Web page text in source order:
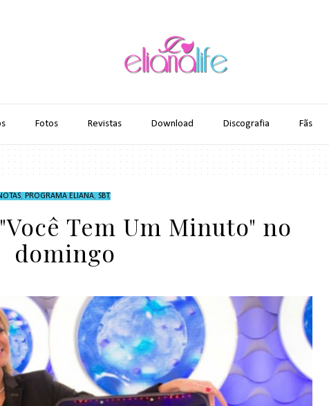
Fotos Revistas Download Discografia Fãs
, PROGRAMA ELIANA, SBT,
Tem Um Minuto" no
domingo